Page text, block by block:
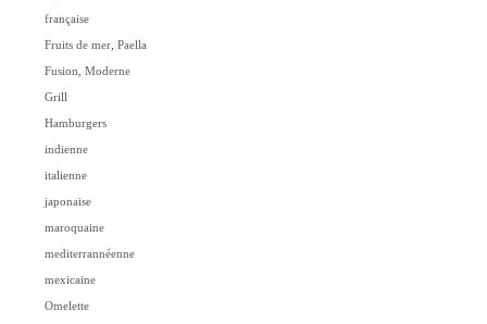
française
Fruits de mer, Paella
Fusion, Moderne
Grill
Hamburgers
indienne
italienne
japonaise
maroquaine
mediterrannéenne
mexicaine
Omelette